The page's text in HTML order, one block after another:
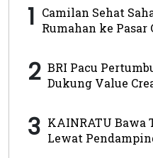
1 Camilan Sehat
Rumahan ke Pasar
2 BRI Pacu
Dukung Value
3 KAINRATU Bawa
Lewat